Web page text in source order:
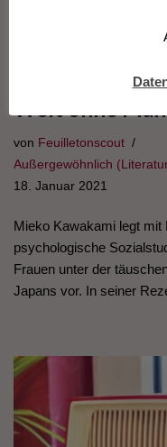
von Feuilletonscout
Außergewöhnlich
18. Januar 2021
Mieko Kawakami legt mit
psychologische
Frauen unter der
Japans vor. In seiner